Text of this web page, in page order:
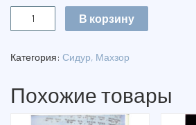
СИДУР
ГАШЕМ".
В корзину
Категория: Сидур, Махзор
Похожие товары